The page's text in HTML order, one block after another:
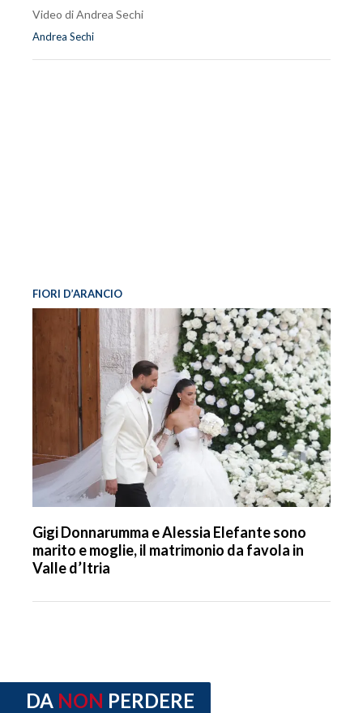
Video di Andrea Sechi
Andrea Sechi
FIORI D’ARANCIO
Gigi Donnarumma e Alessia Elefante sono
marito e moglie, il matrimonio da favola in
Valle d’Itria
DA NON PERDERE